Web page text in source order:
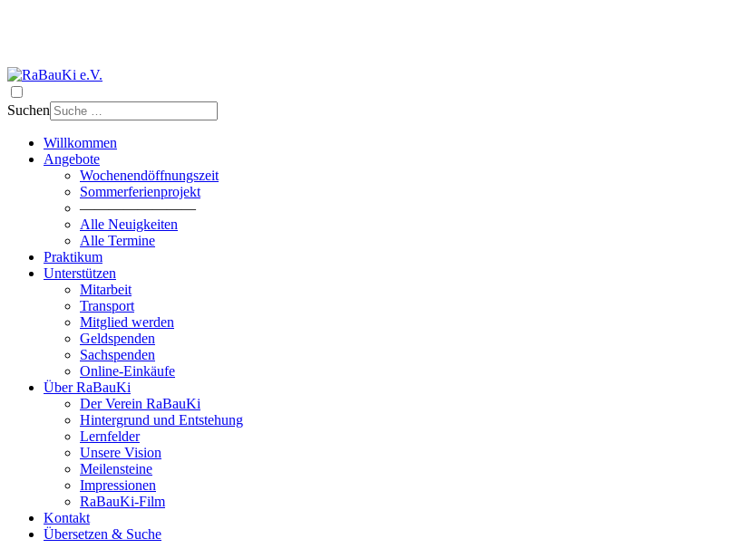
Suchen
Willkommen
Angebote
Wochenendöffnungszeit
Sommerferienprojekt
————————
Alle Neuigkeiten
Alle Termine
Praktikum
Unterstützen
Mitarbeit
Transport
Mitglied werden
Geldspenden
Sachspenden
Online-Einkäufe
Über RaBauKi
Der Verein RaBauKi
Hintergrund und Entstehung
Lernfelder
Unsere Vision
Meilensteine
Impressionen
RaBauKi-Film
Kontakt
Übersetzen & Suche